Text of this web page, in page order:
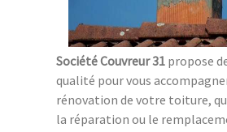
Société Couvreur 31 propose
qualité pour vous
rénovation de votre toiture,
la réparation ou le